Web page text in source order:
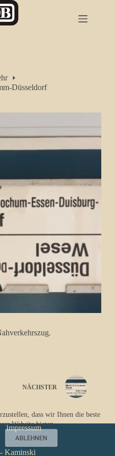
dass wir Ihnen die beste
Website bieten.
ABLEHNEN
Düsseldorf
NÄCHSTER
Impressum
Kaminski